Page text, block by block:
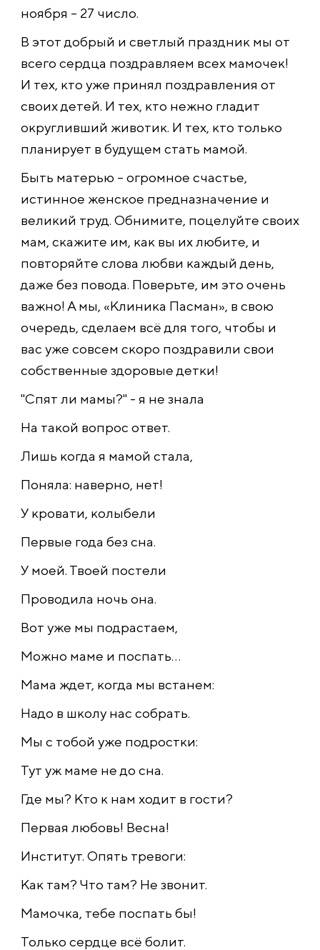
ноября – 27 число.
В этот добрый и светлый праздник мы от
всего сердца поздравляем всех мамочек!
И тех, кто уже принял поздравления от
своих детей. И тех, кто нежно гладит
округливший животик. И тех, кто только
планирует в будущем стать мамой.
Быть матерью – огромное счастье,
истинное женское предназначение и
великий труд. Обнимите, поцелуйте своих
мам, скажите им, как вы их любите, и
повторяйте слова любви каждый день,
даже без повода. Поверьте, им это очень
важно! А мы, «Клиника Пасман», в свою
очередь, сделаем всё для того, чтобы и
вас уже совсем скоро поздравили свои
собственные здоровые детки!
"Спят ли мамы?" - я не знала
На такой вопрос ответ.
Лишь когда я мамой стала,
Поняла: наверно, нет!
У кровати, колыбели
Первые года без сна.
У моей. Твоей постели
Проводила ночь она.
Вот уже мы подрастаем,
Можно маме и поспать...
Мама ждет, когда мы встанем:
Надо в школу нас собрать.
Мы с тобой уже подростки:
Тут уж маме не до сна.
Где мы? Кто к нам ходит в гости?
Первая любовь! Весна!
Институт. Опять тревоги:
Как там? Что там? Не звонит.
Мамочка, тебе поспать бы!
Только сердце всё болит.